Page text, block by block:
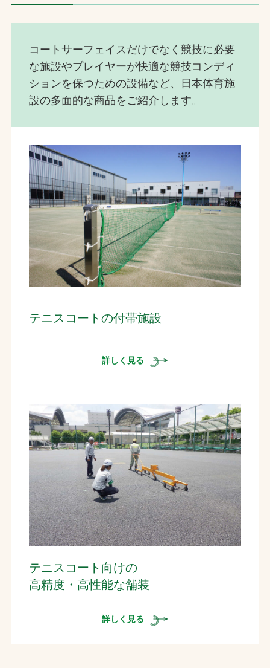
コートサーフェイスだけでなく競技に必要
な施設やプレイヤーが快適な競技コンディ
ションを保つための設備など、日本体育施
設の多面的な商品をご紹介します。
テニスコートの付帯施設
詳しく見る
テニスコート向けの
高精度・高性能な舗装
詳しく見る